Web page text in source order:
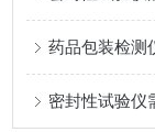
药品包装检测
密封性试验仪